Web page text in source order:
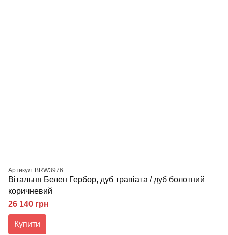
Артикул: BRW3976
Вітальня Белен Гербор, дуб травіата / дуб болотний
коричневий
26 140 грн
Купити